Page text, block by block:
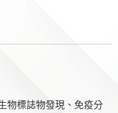
物標誌物發現、免疫分